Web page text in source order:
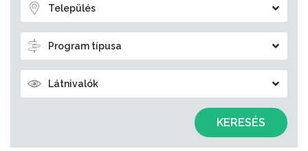
Település
Program típusa
Látnivalók
KERESÉS